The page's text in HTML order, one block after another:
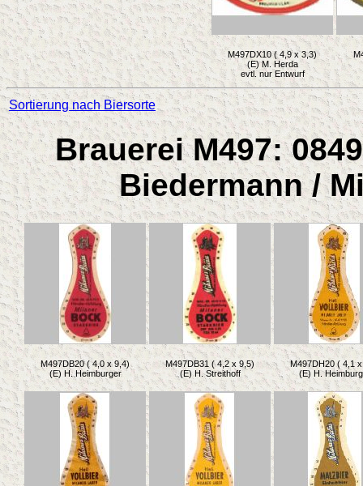
M497DX10 ( 4,9 x 3,3)
(E) M. Herda
evtl. nur Entwurf
Sortierung nach Biersorte
Brauerei M497:
Biedermann /
M497DB20 ( 4,0 x 9,4)
(E) H. Heimburger
M497DB31 ( 4,2 x 9,5)
(E) H. Streithoff
M497DH20 ( 4,1
(E) H.